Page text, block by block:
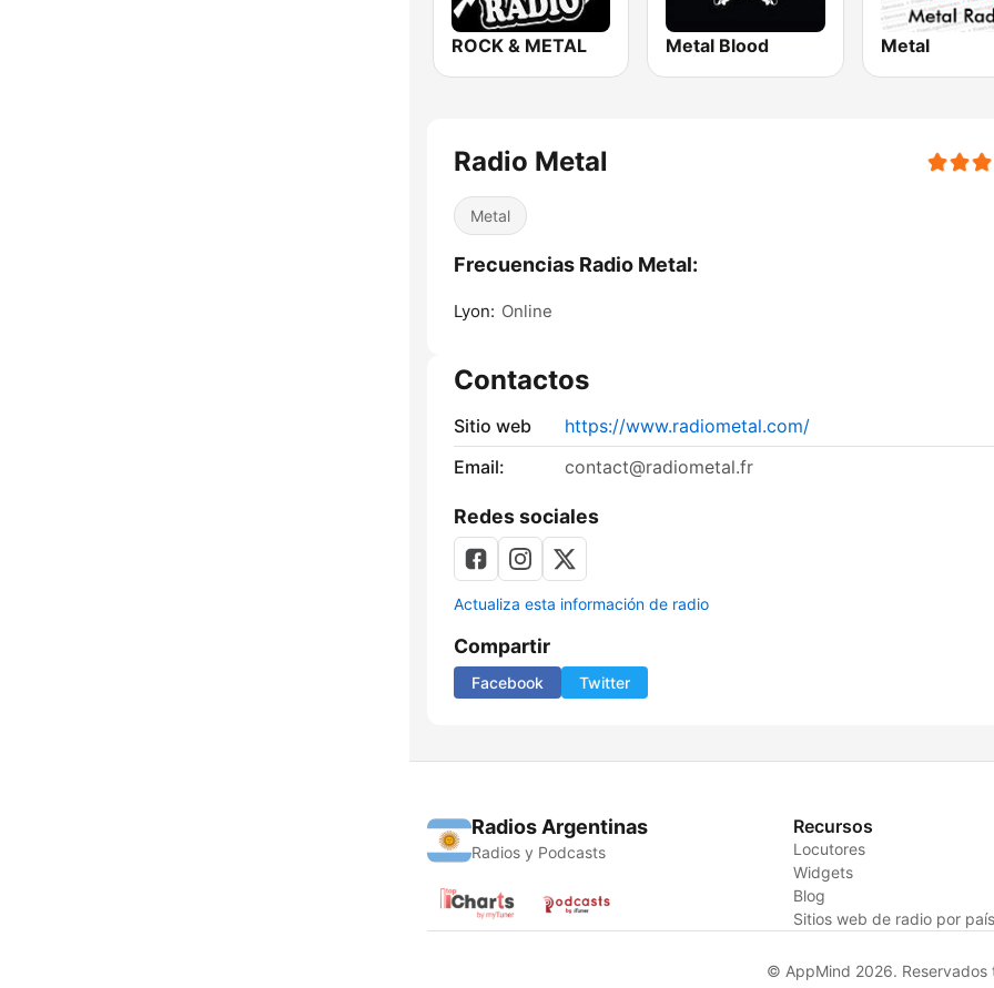
ROCK & METAL Metal Blood Metal
Radio Metal
Metal
Frecuencias Radio Metal:
Lyon: Online
Contactos
Sitio web
https://www.radiometal.com/
Email:
contact@radiometal.fr
Redes sociales
Actualiza esta información de radio
Compartir
Facebook Twitter
Radios Argentinas
Radios y Podcasts
Recursos
Locutores
Widgets
Blog
Sitios web de radio por
© AppMind 2026. Reservados